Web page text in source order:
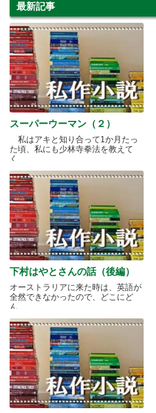
最新記事
スーパーウーマン（２）
私はアキと知り合って1か月たっ
た頃、私にも少林寺拳法を教えて
く.....
下村はやとさんの話（後編）
オーストラリアに来た時は、英語が
全然できなかったので、どこにど
ん.....